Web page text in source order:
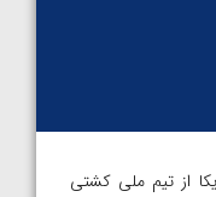
از تیم ملی کشتی